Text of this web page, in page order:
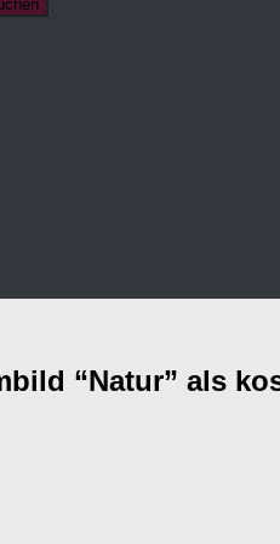
“Natur” als